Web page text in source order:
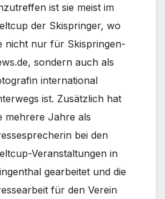
ist sie meist im
der Skispringer, wo
nicht nur für Skispringen-
sondern auch als
international
ist. Zusätzlich hat
mehrere Jahre als
bei den
Veranstaltungen in
gearbeitet und die
für den Verein